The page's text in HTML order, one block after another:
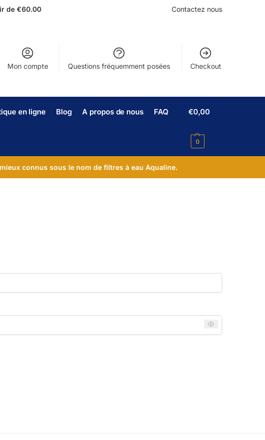
de €60.00 Contactez nous
Mon compte Questions fréquemment posées Checkout
en ligne Blog A propos de nous FAQ €0,00
0
connus sous le nom de filtres à eau Aqualine.